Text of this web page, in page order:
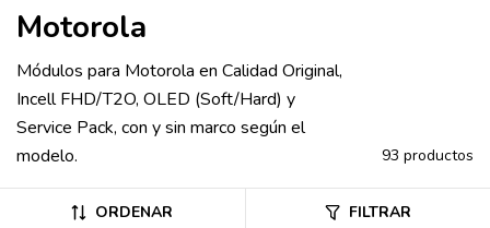
Motorola
Módulos para Motorola en Calidad Original,
Incell FHD/T2O, OLED (Soft/Hard) y
Service Pack, con y sin marco según el
modelo.
93 productos
ORDENAR FILTRAR